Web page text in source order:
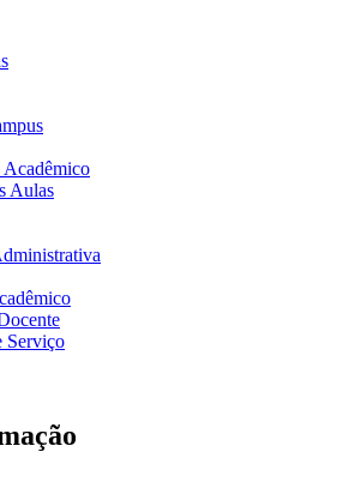
Acadêmico
Aulas
Serviço